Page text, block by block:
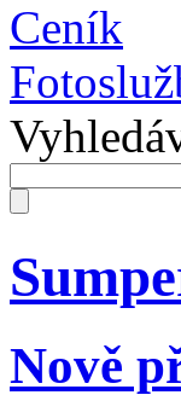
Ceník
Nově